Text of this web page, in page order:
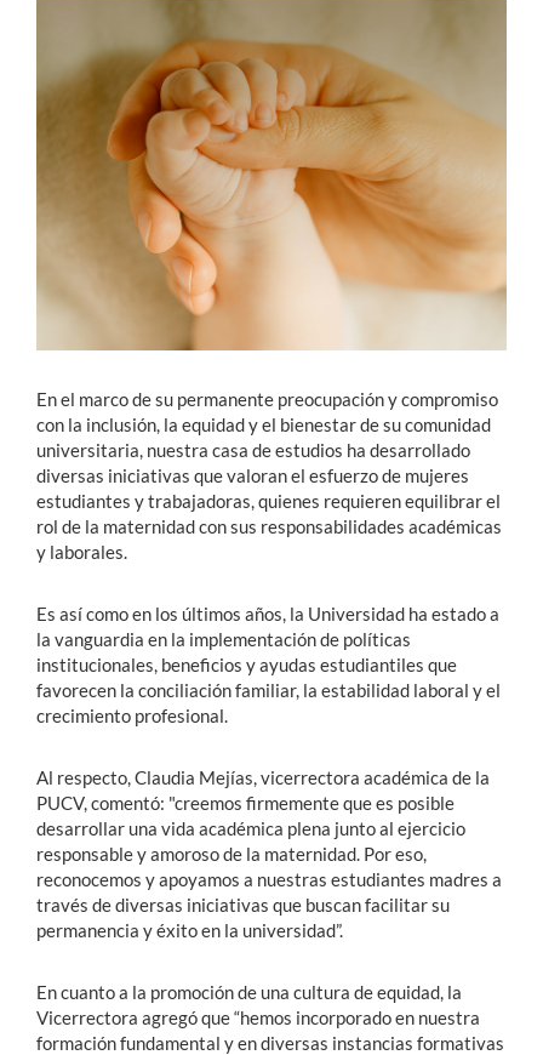
Formación Continua
Estudiantes
Académicos
Funcionarios
En el marco de su permanente preocupación y compromiso
con la inclusión, la equidad y el bienestar de su comunidad
universitaria, nuestra casa de estudios ha desarrollado
diversas iniciativas que valoran el esfuerzo de mujeres
estudiantes y trabajadoras, quienes requieren equilibrar el
rol de la maternidad con sus responsabilidades académicas
y laborales.
Es así como en los últimos años, la Universidad ha estado a
la vanguardia en la implementación de políticas
institucionales, beneficios y ayudas estudiantiles que
favorecen la conciliación familiar, la estabilidad laboral y el
crecimiento profesional.
Al respecto, Claudia Mejías, vicerrectora académica de la
PUCV, comentó: "creemos firmemente que es posible
desarrollar una vida académica plena junto al ejercicio
responsable y amoroso de la maternidad. Por eso,
reconocemos y apoyamos a nuestras estudiantes madres a
través de diversas iniciativas que buscan facilitar su
permanencia y éxito en la universidad”.
En cuanto a la promoción de una cultura de equidad, la
Vicerrectora agregó que “hemos incorporado en nuestra
formación fundamental y en diversas instancias formativas